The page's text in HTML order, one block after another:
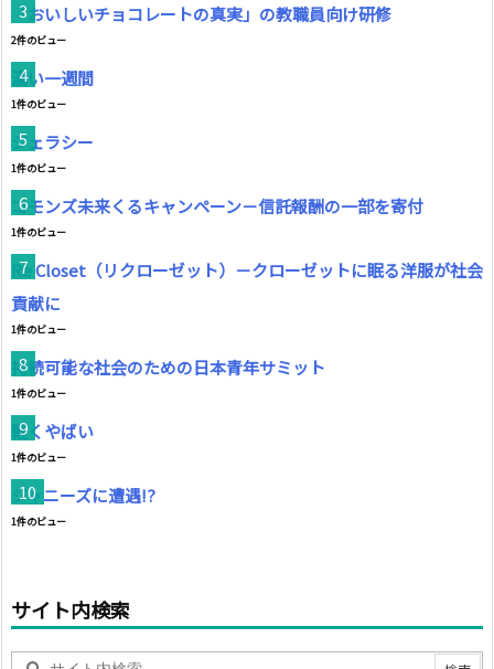
「おいしいチョコレートの真実」の教職員向け研修
2件のビュー
濃い一週間
1件のビュー
ジェラシー
1件のビュー
コモンズ未来くるキャンペーン－信託報酬の一部を寄付
1件のビュー
Re Closet（リクローゼット）－クローゼットに眠る洋服が社会
貢献に
1件のビュー
持続可能な社会のための日本青年サミット
1件のビュー
軽くやばい
1件のビュー
ジャニーズに遭遇!?
1件のビュー
サイト内検索